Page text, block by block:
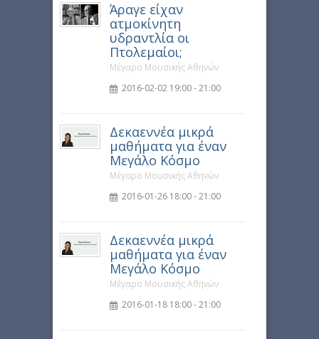
Άραγε είχαν
ατμοκίνητη
υδραντλία οι
Πτολεμαίοι;
Μέγαρο Μουσικής Αθηνών
2016-02-02 19:00 - 21:00
Δεκαεννέα μικρά
μαθήματα για έναν
Μεγάλο Κόσμο
Μέγαρο Μουσικής Αθηνών
2016-01-26 18:00 - 21:00
Δεκαεννέα μικρά
μαθήματα για έναν
Μεγάλο Κόσμο
Μέγαρο Μουσικής Αθηνών
2016-01-18 18:00 - 21:00